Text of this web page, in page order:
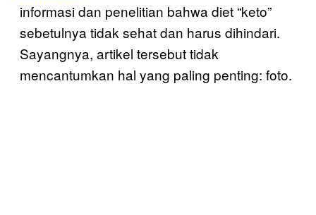
informasi dan penelitian bahwa diet “keto”
sebetulnya tidak sehat dan harus dihindari.
Sayangnya, artikel tersebut tidak
mencantumkan hal yang paling penting: foto.